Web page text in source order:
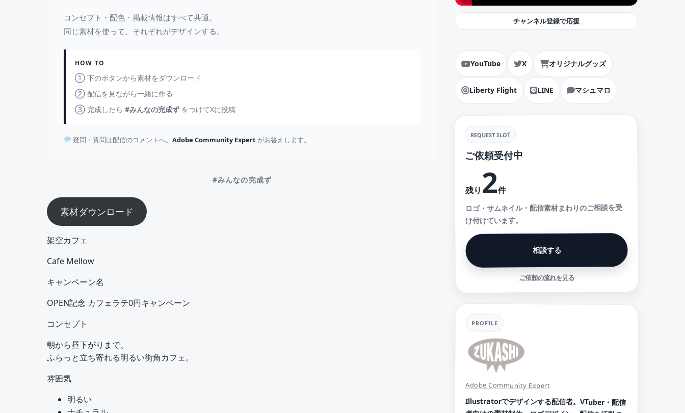
コンセプト・配色・掲載情報はすべて共通。
同じ素材を使って、それぞれがデザインする。
HOW TO
① 下のボタンから素材をダウンロード
② 配信を見ながら一緒に作る
③ 完成したら #みんなの完成ず をつけてXに投稿
疑問・質問は配信のコメントへ。 Adobe Community Expert がお答えします。
#みんなの完成ず
素材ダウンロード
架空カフェ
Cafe Mellow
キャンペーン名
OPEN記念 カフェラテ0円キャンペーン
コンセプト
朝から昼下がりまで、
ふらっと立ち寄れる明るい街角カフェ。
雰囲気
明るい
チャンネル登録で応援
YouTube X オリジナルグッズ
Liberty Flight LINE マシュマロ
REQUEST SLOT
ご依頼受付中
残り 2件
ロゴ・サムネイル・配信素材まわりのご相談を受
け付けています。
相談する
ご依頼の流れを見る
PROFILE
Adobe Community Expert
Illustratorでデザインする配信者。VTuber・配信